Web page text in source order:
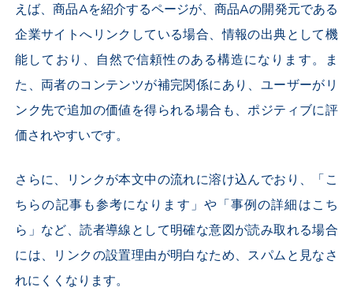
えば、商品Aを紹介するページが、商品Aの開発元である
企業サイトへリンクしている場合、情報の出典として機
能しており、自然で信頼性のある構造になります。ま
た、両者のコンテンツが補完関係にあり、ユーザーがリ
ンク先で追加の価値を得られる場合も、ポジティブに評
価されやすいです。
さらに、リンクが本文中の流れに溶け込んでおり、「こ
ちらの記事も参考になります」や「事例の詳細はこち
ら」など、読者導線として明確な意図が読み取れる場合
には、リンクの設置理由が明白なため、スパムと見なさ
れにくくなります。